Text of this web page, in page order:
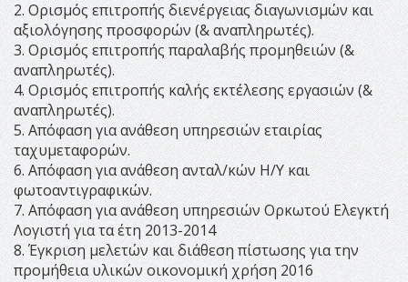
2. Ορισμός επιτροπής διενέργειας διαγωνισμών και
αξιολόγησης προσφορών (& αναπληρωτές).
3. Ορισμός επιτροπής παραλαβής προμηθειών (&
αναπληρωτές).
4. Ορισμός επιτροπής καλής εκτέλεσης εργασιών (&
αναπληρωτές).
5. Απόφαση για ανάθεση υπηρεσιών εταιρίας
ταχυμεταφορών.
6. Απόφαση για ανάθεση ανταλ/κών Η/Υ και
φωτοαντιγραφικών.
7. Απόφαση για ανάθεση υπηρεσιών Ορκωτού Ελεγκτή
Λογιστή για τα έτη 2013-2014
8. Έγκριση μελετών και διάθεση πίστωσης για την
προμήθεια υλικών οικονομική χρήση 2016